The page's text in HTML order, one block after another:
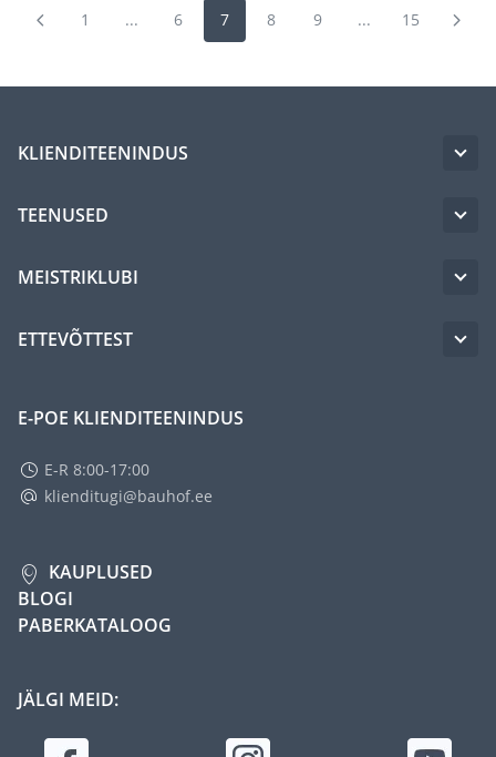
1 ... 6 7 8 9 ... 15
KLIENDITEENINDUS
TEENUSED
MEISTRIKLUBI
ETTEVÕTTEST
E-POE KLIENDITEENINDUS
E-R 8:00-17:00
klienditugi@bauhof.ee
KAUPLUSED
BLOGI
PABERKATALOOG
JÄLGI MEID: